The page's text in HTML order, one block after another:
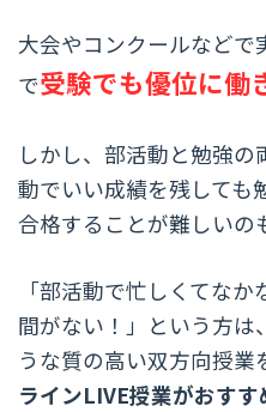
大会やコンクールなど
で受験でも優位に働
しかし、部活動と勉強
動でいい成績を残しても
合格することが難しいの
「部活動で忙しくてな
間がない！」という方は
うな質の高い双方向授業
ラインLIVE授業がおすす